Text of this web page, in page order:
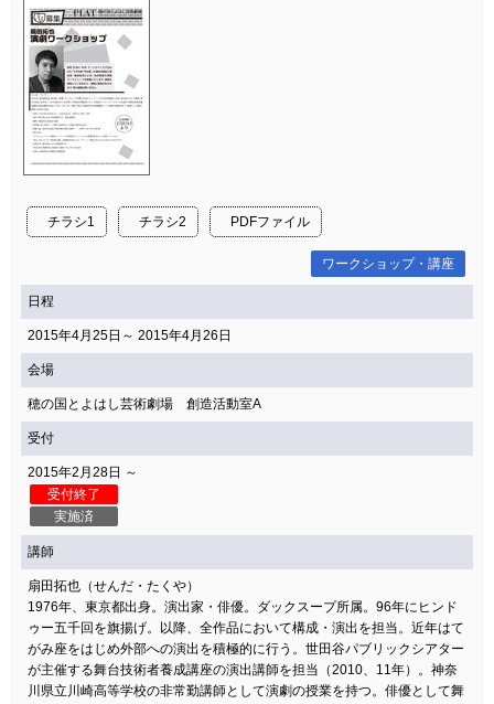
チラシ1 チラシ2 PDFファイル
ワークショップ・講座
日程
2015年4月25日～ 2015年4月26日
会場
穂の国とよはし芸術劇場 創造活動室A
受付
2015年2月28日 ～
受付終了
実施済
講師
扇田拓也（せんだ・たくや）
1976年、東京都出身。演出家・俳優。ダックスープ所属。96年にヒンド
ゥー五千回を旗揚げ。以降、全作品において構成・演出を担当。近年はて
がみ座をはじめ外部への演出を積極的に行う。世田谷パブリックシアター
が主催する舞台技術者養成講座の演出講師を担当（2010、11年）。神奈
川県立川崎高等学校の非常勤講師として演劇の授業を持つ。俳優として舞